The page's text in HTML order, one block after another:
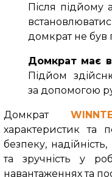
Після підйому
домкрат не був
Домкрат має
Підйом
за допомогою
Домкрат
характеристик та
безпеку,
та зручність у
навантаженнях та